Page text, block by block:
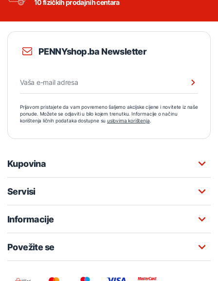
10 fizičkih prodajnih centara
PENNYshop.ba Newsletter
Prijavom pristajete da vam povremeno šaljemo akcijske cijene i novitete iz naše
ponude. Možete se odjaviti u bilo kojem trenutku. Informacije o načinu
korištenja ličnih podataka dostupne su uslovima korištenja.
Kupovina
Servisi
Informacije
Povežite se